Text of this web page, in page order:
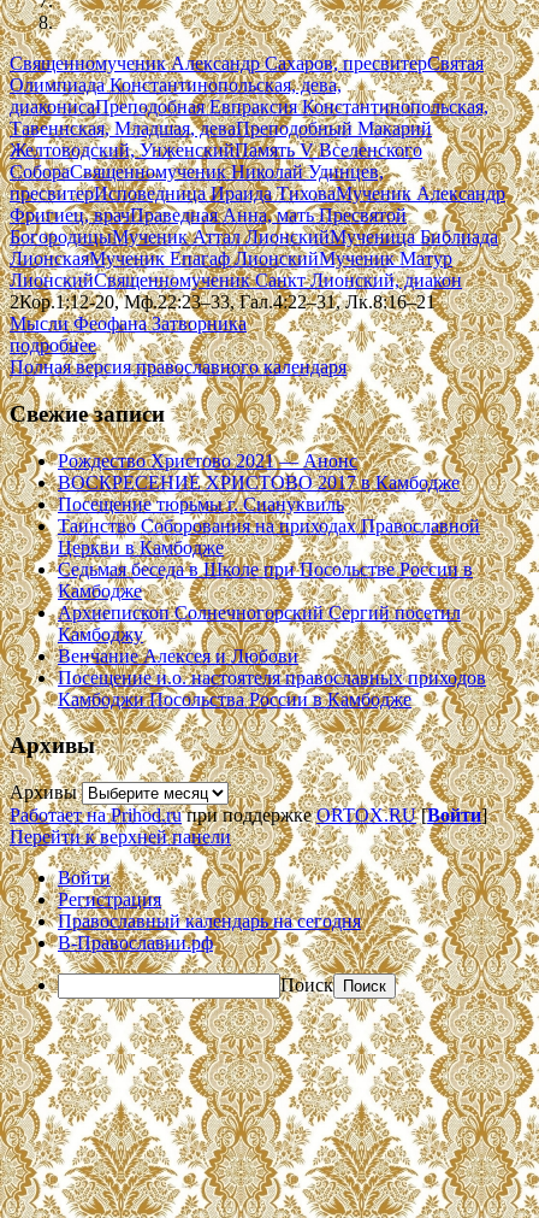
Священномученик Александр Сахаров, пресвитерСвятая
Олимпиада Константинопольская, дева,
диаконисаПреподобная Евпраксия Константинопольская,
Тавеннская, Младшая, деваПреподобный Макарий
Желтоводский, УнженскийПамять V Вселенского
СобораСвященномученик Николай Удинцев,
пресвитерИсповедница Ираида ТиховаМученик Александр
Фригиец, врачПраведная Анна, мать Пресвятой
БогородицыМученик Аттал ЛионскийМученица Библиада
ЛионскаяМученик Епагаф ЛионскийМученик Матур
ЛионскийСвященномученик Санкт Лионский, диакон
2Кор.1:12-20, Мф.22:23–33, Гал.4:22–31, Лк.8:16–21
Мысли Феофана Затворника
подробнее
Полная версия православного календаря
Свежие записи
Рождество Христово 2021 — Анонс
ВОСКРЕСЕНИЕ ХРИСТОВО 2017 в Камбодже
Посещение тюрьмы г. Сиануквиль
Таинство Соборования на приходах Православной
Церкви в Камбодже
Седьмая беседа в Школе при Посольстве России в
Камбодже
Архиепископ Солнечногорский Сергий посетил
Камбоджу
Венчание Алексея и Любови
Посещение и.о. настоятеля православных приходов
Камбоджи Посольства России в Камбодже
Архивы
Архивы
Работает на Prihod.ruпри поддержкеORTOX.RU[Войти]
Перейти к верхней панели
Войти
Регистрация
Православный календарь на сегодня
В-Православии.рф
Поиск